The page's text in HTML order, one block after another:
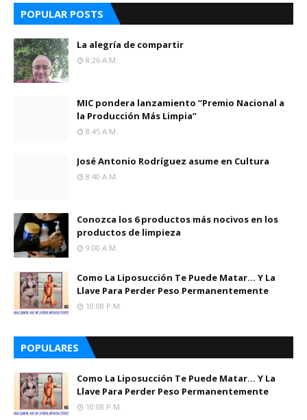
POPULAR POSTS
La alegría de compartir
8:26 A.m.
MIC pondera lanzamiento “Premio Nacional a
la Producción Más Limpia”
8:45 A.m.
José Antonio Rodríguez asume en Cultura
8:40 A.m.
Conozca los 6 productos más nocivos en los
productos de limpieza
9:00 A.m.
Como La Liposucción Te Puede Matar… Y La
Llave Para Perder Peso Permanentemente
10:08 P.m.
POPULARES
Como La Liposucción Te Puede Matar… Y La
Llave Para Perder Peso Permanentemente
10:08 P.m.